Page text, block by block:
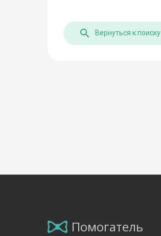
Вернуться к поиску
Помогатель